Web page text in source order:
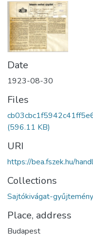
Date
1923-08-30
Files
(596.11 KB)
URI
https://bea.fszek.hu/
Collections
Sajtókivágat-gyűjtemény
Place, address
Budapest